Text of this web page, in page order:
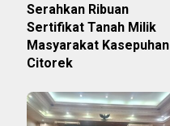
Serahkan Ribuan
Sertifikat Tanah Milik
Masyarakat Kasepuhan
Citorek